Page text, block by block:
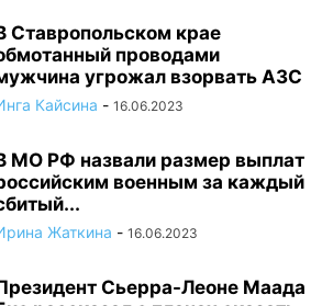
Ставропольском крае
проводами
угрожал взорвать АЗС
Кайсина - 16.06.2023
МО РФ назвали размер выплат
военным за каждый
Жаткина - 16.06.2023
Сьерра-Леоне Маада